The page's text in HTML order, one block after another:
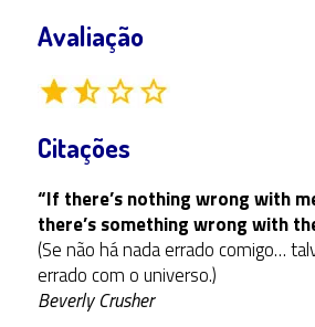
Avaliação
Citações
“If there’s nothing wrong with
there’s something wrong with
(Se não há nada errado comigo…
errado com o universo.)
Beverly Crusher